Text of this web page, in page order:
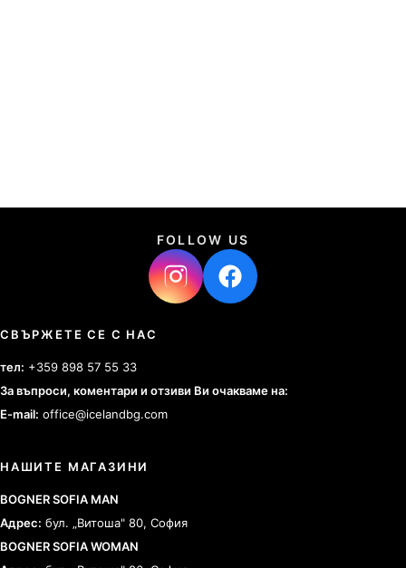
FOLLOW US
СВЪРЖЕТЕ СЕ С НАС
тел: +359 898 57 55 33
За въпроси, коментари и отзиви Ви очакваме на:
E-mail: office@icelandbg.com
НАШИТЕ МАГАЗИНИ
BOGNER SOFIA MAN
Адрес: бул. „Витоша" 80, София
BOGNER SOFIA WOMAN